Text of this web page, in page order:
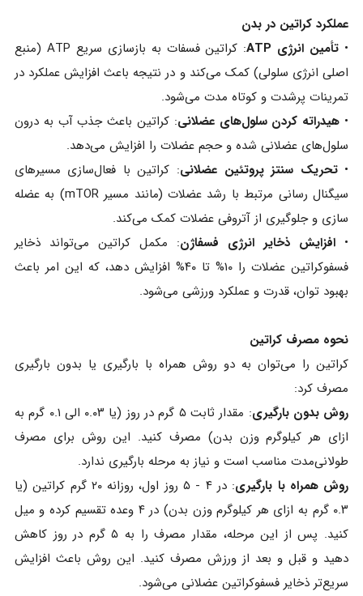
عملکرد کراتین در بدن
• تأمین انرژی ATP
: کراتین فسفات به بازسازی سریع ATP (منبع
اصلی انرژی سلولی) کمک می‌کند و در نتیجه باعث افزایش عملکرد در
تمرینات پرشدت و کوتاه‌ مدت می‌شود.
• هیدراته کردن سلول‌های عضلانی: کراتین باعث جذب آب به درون
سلول‌های عضلانی شده و حجم عضلات را افزایش می‌دهد.
•تحریک سنتز پروتئین عضلانی: کراتین با فعال‌سازی مسیرهای
سیگنال‌ رسانی مرتبط با رشد عضلات (مانند مسیر mTOR) به عضله‌
سازی و جلوگیری از آتروفی عضلات کمک می‌کند.
• افزایش ذخایر انرژی فسفاژن: مکمل کراتین می‌تواند ذخایر
فسفوکراتین عضلات را ۱۰% تا ۴۰% افزایش دهد، که این امر باعث
بهبود توان، قدرت و عملکرد ورزشی می‌شود.
نحوه مصرف کراتین
کراتین را می‌توان به دو روش همراه با بارگیری یا بدون بارگیری
مصرف کرد:
روش بدون بارگیری
: مقدار ثابت ۵ گرم در روز (یا ۰.۰۳ الی ۰.۱ گرم به
ازای هر کیلوگرم وزن بدن) مصرف کنید. این روش برای مصرف
طولانی‌مدت مناسب است و نیاز به مرحله بارگیری ندارد.
روش همراه با بارگیری
: در ۴ - ۵ روز اول، روزانه ۲۰ گرم کراتین (یا
۰.۳ گرم به ازای هر کیلوگرم وزن بدن) در ۴ وعده تقسیم کرده و میل
کنید. پس از این مرحله، مقدار مصرف را به ۵ گرم در روز کاهش
دهید و قبل و بعد از ورزش مصرف کنید. این روش باعث افزایش
سریع‌تر ذخایر فسفوکراتین عضلانی می‌شود.